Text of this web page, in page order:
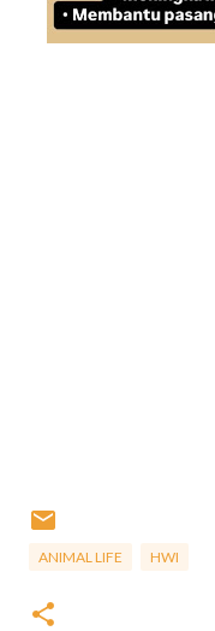
ANIMAL LIFE HWI